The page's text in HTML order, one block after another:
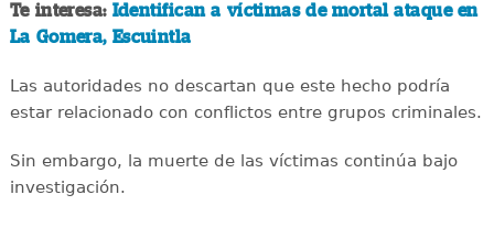
Te interesa: Identifican a víctimas de mortal ataque en
La Gomera, Escuintla
Las autoridades no descartan que este hecho podría
estar relacionado con conflictos entre grupos criminales.
Sin embargo, la muerte de las víctimas continúa bajo
investigación.